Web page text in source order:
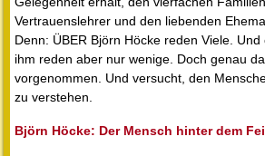
Vertrauenslehrer und den liebenden
Denn: ÜBER Björn Höcke reden Viele.
ihm reden aber nur wenige. Doch genau
vorgenommen. Und versucht, den
zu verstehen.
Björn Höcke: Der Mensch hinter dem